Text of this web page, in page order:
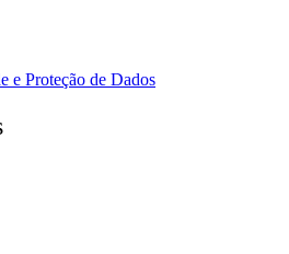
e Proteção de Dados